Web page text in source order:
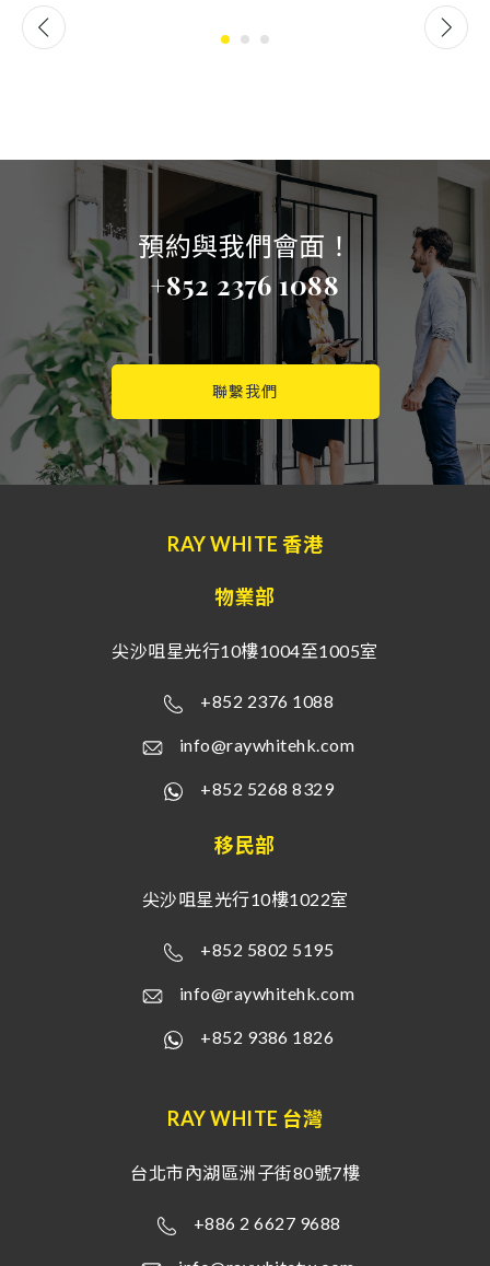
預約與我們會面！
+852 2376 1088
聯繫我們
RAY WHITE 香港
物業部
尖沙咀星光行10樓1004至1005室
+852 2376 1088
info@raywhitehk.com
+852 5268 8329
移民部
尖沙咀星光行10樓1022室
+852 5802 5195
info@raywhitehk.com
+852 9386 1826
RAY WHITE 台灣
台北市內湖區洲子街80號7樓
+886 2 6627 9688